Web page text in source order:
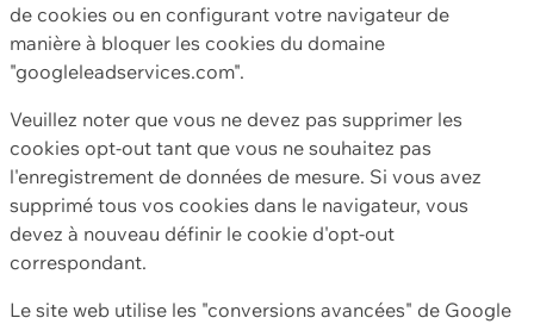
de cookies ou en configurant votre navigateur de
manière à bloquer les cookies du domaine
"googleleadservices.com".
Veuillez noter que vous ne devez pas supprimer les
cookies opt-out tant que vous ne souhaitez pas
l'enregistrement de données de mesure. Si vous avez
supprimé tous vos cookies dans le navigateur, vous
devez à nouveau définir le cookie d'opt-out
correspondant.
Le site web utilise les "conversions avancées" de Google